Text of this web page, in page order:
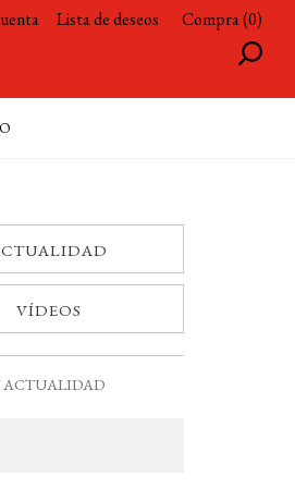
Lista de deseos Compra (0)
VÍDEOS
ACTUALIDAD